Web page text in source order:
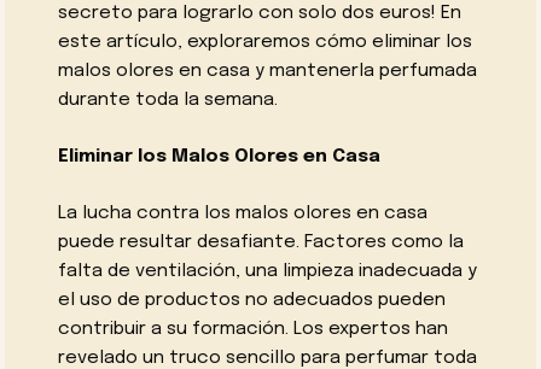
secreto para lograrlo con solo dos euros! En
este artículo, exploraremos cómo eliminar los
malos olores en casa y mantenerla perfumada
durante toda la semana.
Eliminar los Malos Olores en Casa
La lucha contra los malos olores en casa
puede resultar desafiante. Factores como la
falta de ventilación, una limpieza inadecuada y
el uso de productos no adecuados pueden
contribuir a su formación. Los expertos han
revelado un truco sencillo para perfumar toda